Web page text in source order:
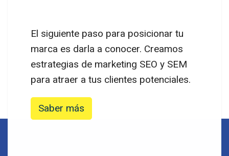
El siguiente paso para posicionar tu
marca es darla a conocer. Creamos
estrategias de marketing SEO y SEM
para atraer a tus clientes potenciales.
Saber más